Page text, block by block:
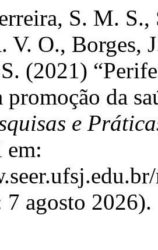
S. M.
V. O., Borges,
(2021)
promoção da
e
7 agosto 2026).